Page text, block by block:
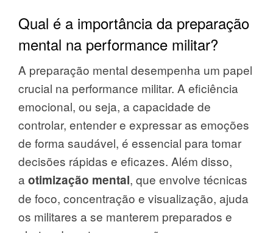
Qual é a importância da preparação
mental na performance militar?
A preparação mental desempenha um papel
crucial na performance militar. A eficiência
emocional, ou seja, a capacidade de
controlar, entender e expressar as emoções
de forma saudável, é essencial para tomar
decisões rápidas e eficazes. Além disso,
a otimização mental, que envolve técnicas
de foco, concentração e visualização, ajuda
os militares a se manterem preparados e